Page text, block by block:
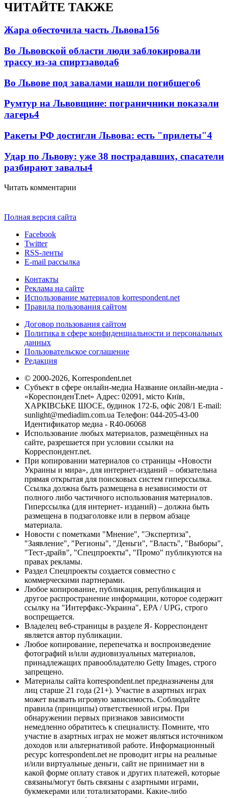
ЧИТАЙТЕ ТАКЖЕ
Жара обесточила часть Львова156
Во Львовской области люди заблокировали
трассу из-за спиртзавода6
Во Львове под завалами нашли погибшего6
Румтур на Львовщине: пограничники показали
лагерь4
Ракеты РФ достигли Львова: есть "прилеты"4
Удар по Львову: уже 38 пострадавших, спасатели
разбирают завалы4
Читать комментарии
Полная версия сайта
Facebook
Twitter
RSS-ленты
E-mail рассылка
Контакты
Реклама на сайте
Использование материалов korrespondent.net
Правила пользования сайтом
Договор пользования сайтом
Политика в сфере конфиденциальности и персональных
данных
Пользовательское соглашение
Редакция
© 2000-2026, Korrespondent.net
Субъект в сфере онлайн-медиа Название онлайн-медиа -
«КореспонденТ.net» Адрес: 02091, місто Київ,
ХАРКІВСЬКЕ ШОСЕ, будинок 172-Б, офіс 208/1 E-mail:
sunlight@mediadim.com.ua Телефон: 044-205-43-00
Идентификатор медиа - R40-06068
Использование любых материалов, размещённых на
сайте, разрешается при условии ссылки на
Корреспондент.net.
При копировании материалов со страницы «Новости
Украины и мира», для интернет-изданий – обязательна
прямая открытая для поисковых систем гиперссылка.
Ссылка должна быть размещена в независимости от
полного либо частичного использования материалов.
Гиперссылка (для интернет- изданий) – должна быть
размещена в подзаголовке или в первом абзаце
материала.
Новости с пометками "Мнение", "Экспертиза",
"Заявление", "Регионы", "Деньги", "Власть", "Выборы",
"Тест-драйв", "Спецпроекты", "Промо" публикуются на
правах рекламы.
Раздел Спецпроекты создается совместно с
коммерческими партнерами.
Любое копирование, публикация, републикация и
другое распространение информации, которое содержит
ссылку на "Интерфакс-Украина", EPA / UPG, строго
воспрещается.
Владелец веб-страницы в разделе Я- Корреспондент
является автор публикации.
Любое копирование, перепечатка и воспроизведение
фотографий и/или аудиовизуальных материалов,
принадлежащих правообладателю Getty Images, строго
запрещено.
Материалы сайта korrespondent.net предназначены для
лиц старше 21 года (21+). Участие в азартных играх
может вызвать игровую зависимость. Соблюдайте
правила (принципы) ответственной игры. При
обнаружении первых признаков зависимости
немедленно обратитесь к специалисту. Помните, что
участие в азартных играх не может являться источником
доходов или альтернативой работе. Информационный
ресурс korrespondent.net не проводит игры на реальные
и/или виртуальные деньги, сайт не принимает ни в
какой форме оплату ставок и других платежей, которые
связаны/могут быть связаны с азартными играми,
букмекерами или тотализаторами. Какие-либо